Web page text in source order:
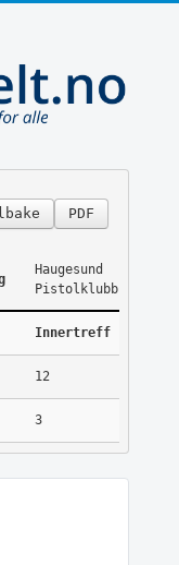
PDF
Haugesund
Pistolklubb
Innertreff
12
3